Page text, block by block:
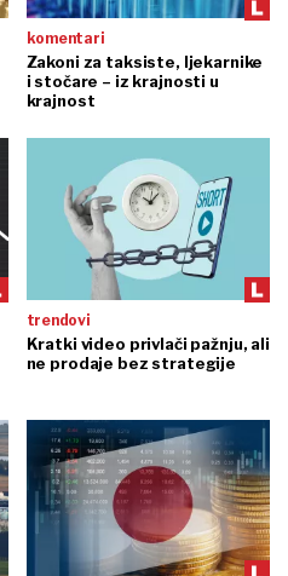
komentari
Zakoni za taksiste, ljekarnike
i stočare – iz krajnosti u
krajnost
trendovi
Kratki video privlači pažnju, ali
ne prodaje bez strategije